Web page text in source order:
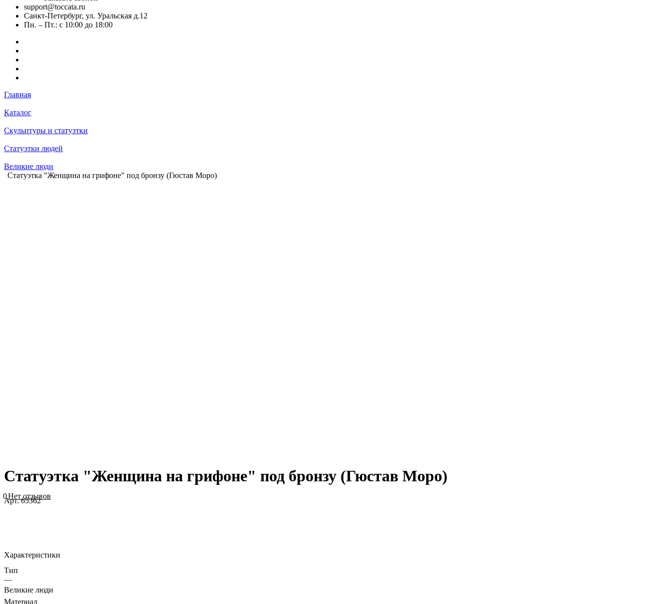
support@toccata.ru
Санкт-Петербург, ул. Уральская д.12
Пн. – Пт.: с 10:00 до 18:00
Главная
Каталог
Скульптуры и статуэтки
Статуэтки людей
Великие люди
Статуэтка "Женщина на грифоне" под бронзу (Гюстав Моро)
Статуэтка "Женщина на грифоне" под бронзу (Гюстав Моро)
0Нет отзывов
Арт.65362
Характеристики
Тип
—
Великие люди
Материал